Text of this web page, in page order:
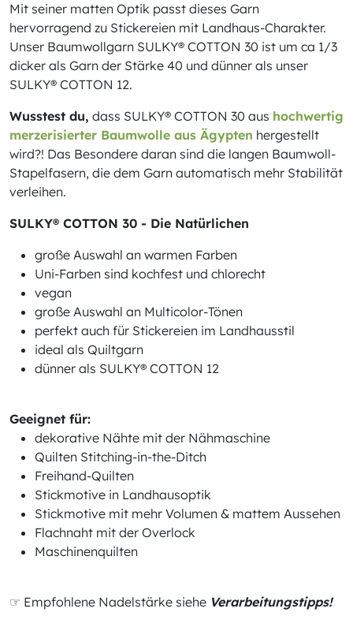
Mit seiner matten Optik passt dieses Garn
hervorragend zu Stickereien mit Landhaus-Charakter.
Unser Baumwollgarn SULKY® COTTON 30 ist um ca 1/3
dicker als Garn der Stärke 40 und dünner als unser
SULKY® COTTON 12.
Wusstest du, dass SULKY® COTTON 30 aus hochwertig
merzerisierter Baumwolle aus Ägypten hergestellt
wird?! Das Besondere daran sind die langen Baumwoll-
Stapelfasern, die dem Garn automatisch mehr Stabilität
verleihen.
SULKY® COTTON 30 - Die Natürlichen
große Auswahl an warmen Farben
Uni-Farben sind kochfest und chlorecht
vegan
große Auswahl an Multicolor-Tönen
perfekt auch für Stickereien im Landhausstil
ideal als Quiltgarn
dünner als SULKY® COTTON 12
Geeignet für:
dekorative Nähte mit der Nähmaschine
Quilten Stitching-in-the-Ditch
Freihand-Quilten
Stickmotive in Landhausoptik
Stickmotive mit mehr Volumen & mattem Aussehen
Flachnaht mit der Overlock
Maschinenquilten
☞ Empfohlene Nadelstärke siehe Verarbeitungstipps!